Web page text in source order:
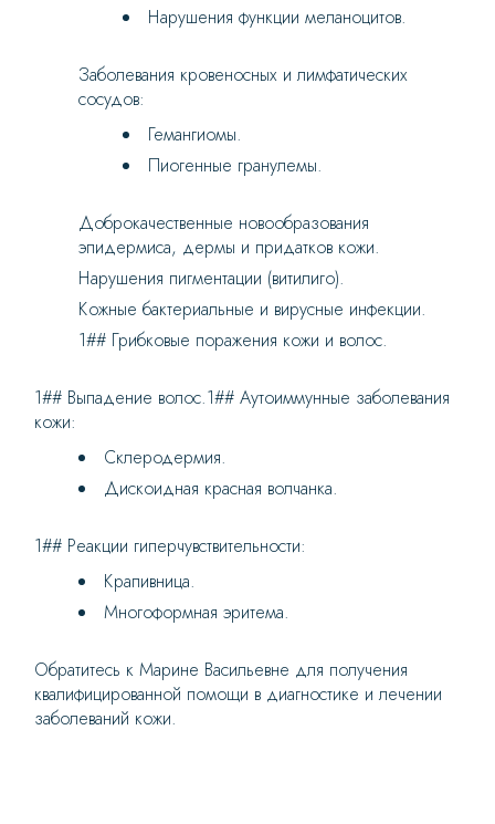
Нарушения функции меланоцитов.
Заболевания кровеносных и лимфатических
сосудов:
Гемангиомы.
Пиогенные гранулемы.
Доброкачественные новообразования
эпидермиса, дермы и придатков кожи.
Нарушения пигментации (витилиго).
Кожные бактериальные и вирусные инфекции.
1## Грибковые поражения кожи и волос.
1## Выпадение волос.1## Аутоиммунные заболевания
кожи:
Склеродермия.
Дискоидная красная волчанка.
1## Реакции гиперчувствительности:
Крапивница.
Многоформная эритема.
Обратитесь к Марине Васильевне для получения
квалифицированной помощи в диагностике и лечении
заболеваний кожи.